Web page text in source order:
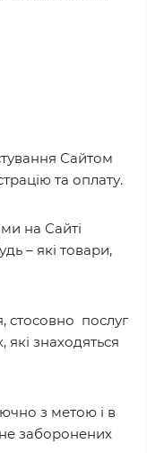
Сайтом
та оплату.
на Сайті
– які товари,
стосовно послуг
які знаходяться
з метою і в
заборонених